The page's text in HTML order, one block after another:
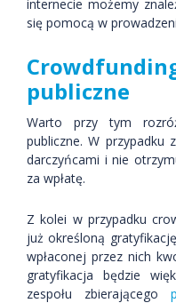
internecie możemy
się pomocą w
publiczne
Warto przy tym
publiczne. W przypadku
darczyńcami i nie
za wpłatę.
Z kolei w przypadku
już określoną
wpłaconej przez nich
gratyfikacja będzie
zespołu zbierającego